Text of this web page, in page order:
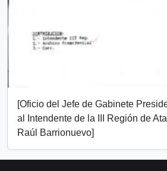
[Oficio del Jefe de Gabinete
al Intendente de la III Región de
Raúl Barrionuevo]